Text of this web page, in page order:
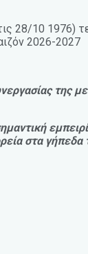
28/10 1976)
2026-2027
στα